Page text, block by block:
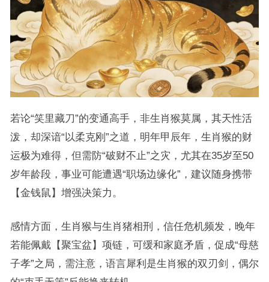
若论“笑里藏刀”的变通高手，非生肖猴莫属，其天性活
泼，却深谙“以柔克刚”之道，明年甲辰年，生肖猴的财
运极为难得，但需防“破财不止”之灾，尤其在35岁至50
岁年龄段，事业可能遭遇“职场边缘化”，建议随身携带
【金钱鼠】增强决策力。
感情方面，生肖猴与生肖猪相刑，信任危机频发，晚年
若能佩戴【聚宝盆】项链，可缓和家庭矛盾，促成“母慈
子孝”之局，需注意，语言犀利是生肖猴的双刃剑，偶尔